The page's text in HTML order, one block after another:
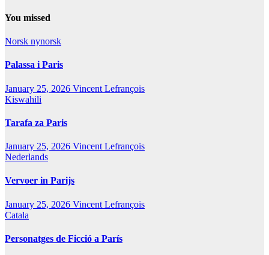
You missed
Norsk nynorsk
Palassa i Paris
January 25, 2026 Vincent Lefrançois
Kiswahili
Tarafa za Paris
January 25, 2026 Vincent Lefrançois
Nederlands
Vervoer in Parijs
January 25, 2026 Vincent Lefrançois
Catala
Personatges de Ficció a París